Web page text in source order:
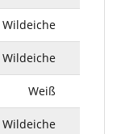
Wildeiche
Wildeiche
Weiß
Wildeiche